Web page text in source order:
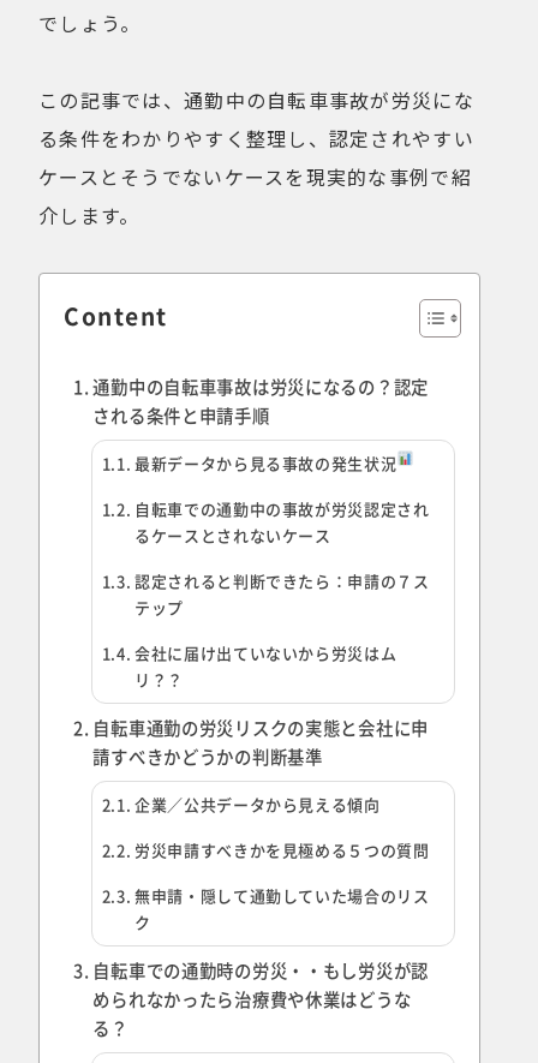
MOVE XS
Cavet
Accessory
でしょう。
この記事では、通勤中の自転車事故が労災にな
る条件をわかりやすく整理し、認定されやすい
ケースとそうでないケースを現実的な事例で紹
介します。
Content
通勤中の自転車事故は労災になるの？認定
される条件と申請手順
最新データから見る事故の発生状況
自転車での通勤中の事故が労災認定され
るケースとされないケース
認定されると判断できたら：申請の７ス
テップ
会社に届け出ていないから労災はム
リ？？
自転車通勤の労災リスクの実態と会社に申
請すべきかどうかの判断基準
企業／公共データから見える傾向
労災申請すべきかを見極める５つの質問
無申請・隠して通勤していた場合のリス
ク
自転車での通勤時の労災・・もし労災が認
められなかったら治療費や休業はどうな
る？